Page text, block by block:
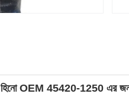
হিনো OEM 45420-1250 এর জন্য